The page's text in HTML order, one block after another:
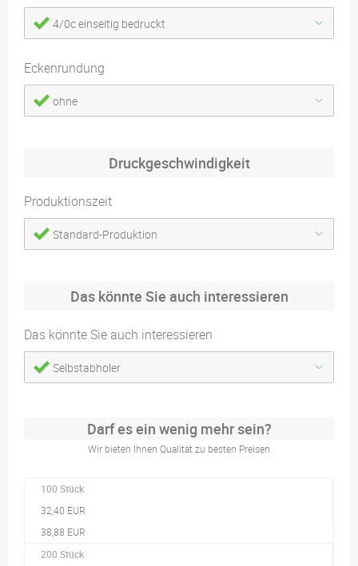
4/0c einseitig bedruckt
Eckenrundung
ohne
Druckgeschwindigkeit
Produktionszeit
Standard-Produktion
Das könnte Sie auch interessieren
Das könnte Sie auch interessieren
Selbstabholer
Darf es ein wenig mehr sein?
Wir bieten Ihnen Qualität zu besten Preisen
100 Stück
32,40 EUR
38,88 EUR
200 Stück